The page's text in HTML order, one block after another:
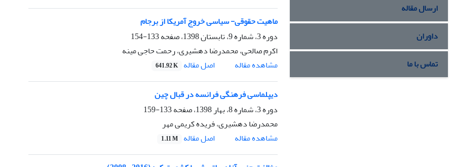
ماهیت حقوقی- سیاسی خروج آمریکا از برجام
دوره 3، شماره 9، تابستان 1398، صفحه
133-154
اکرم صالحی، محمدرضا دهشیری، رحمت حاجی مینه
مشاهده مقاله
اصل مقاله 641.92 K
دیپلماسی فرهنگی فرانسه در قبال چین
دوره 3، شماره 8، بهار 1398، صفحه
133-159
محمدرضا دهشیری، فریده کریمی مهر
مشاهده مقاله
اصل مقاله 1.11 M
ارسال مقاله
داوران
تماس با ما